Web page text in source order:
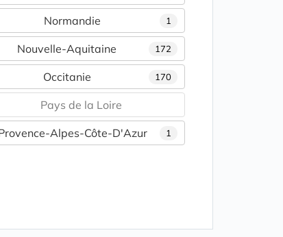
1
Normandie
172
Nouvelle-Aquitaine
170
Occitanie
Pays de la Loire
1
Alpes-Côte-D'Azur